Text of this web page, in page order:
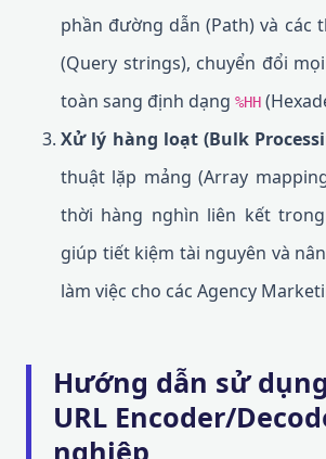
phần đường dẫn (Path) và các
(Query strings), chuyển đổi
toàn sang định dạng %HH
Xử lý hàng loạt (Bulk
thuật lặp mảng (Array
thời hàng nghìn liên kết
giúp tiết kiệm tài nguyên và
làm việc cho các Agency
Hướng dẫn sử
URL Encoder/
nghiệp